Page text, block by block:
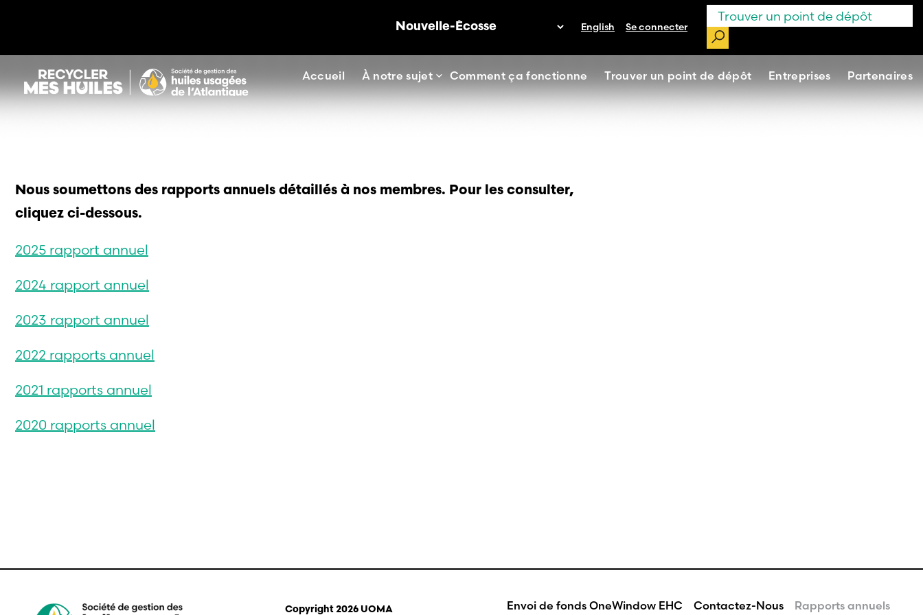
English Se connecter
Accueil À notre sujet Comment ça fonctionne Trouver un point de dépôt Entreprises Partenaires
Nous soumettons des rapports annuels détaillés à nos membres. Pour les consulter,
cliquez ci-dessous.
2025 rapport annuel
2024 rapport annuel
2023 rapport annuel
2022 rapports annuel
2021 rapports annuel
2020 rapports annuel
Copyright 2026 UOMA Envoi de fonds OneWindow EHC Contactez-Nous Rapports annuels